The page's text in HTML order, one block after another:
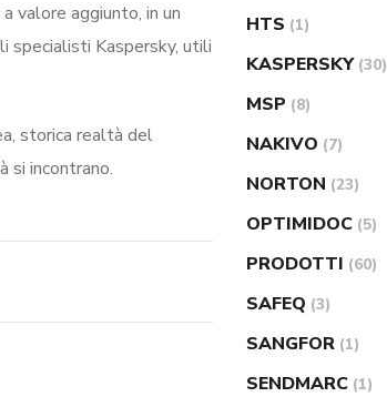
valore aggiunto, in un
specialisti Kaspersky, utili
storica realtà del
si incontrano.
HTS (1)
KASPERSKY (30)
MSP (8)
NAKIVO (7)
NORTON (23)
OPTIMIDOC (5)
PRODOTTI (60)
SAFEQ (3)
SANGFOR (1)
SENDMARC (1)